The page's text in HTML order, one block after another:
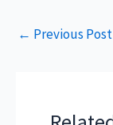
← Previous Post